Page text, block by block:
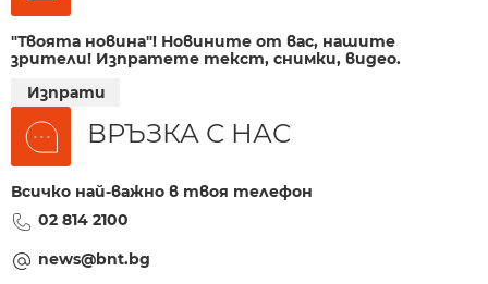
"Твоята новина"! Новините от вас, нашите
зрители! Изпратете текст, снимки, видео.
Изпрати
ВРЪЗКА С НАС
Всичко най-важно в твоя телефон
02 814 2100
news@bnt.bg